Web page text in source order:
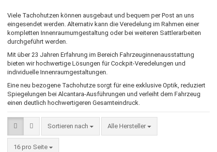
Viele Tachohutzen können ausgebaut und bequem per Post an uns
eingesendet werden. Alternativ kann die Veredelung im Rahmen einer
kompletten Innenraumumgestaltung oder bei weiteren Sattlerarbeiten
durchgeführt werden.
Mit über 23 Jahren Erfahrung im Bereich Fahrzeuginnenausstattung
bieten wir hochwertige Lösungen für Cockpit-Veredelungen und
individuelle Innenraumgestaltungen.
Eine neu bezogene Tachohutze sorgt für eine exklusive Optik, reduziert
Spiegelungen bei Alcantara-Ausführungen und verleiht dem Fahrzeug
einen deutlich hochwertigeren Gesamteindruck.
Sortieren nach
Sortieren nach Alle Hersteller
16 pro Seite
pro Seite